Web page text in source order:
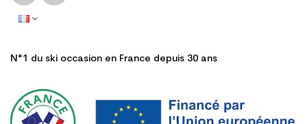
N°1 du ski occasion en France depuis 30 ans